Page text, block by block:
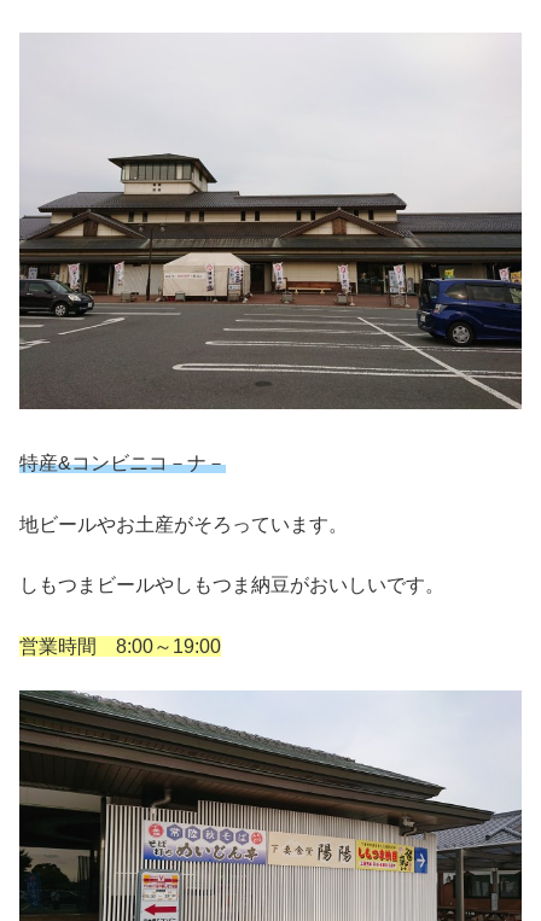
特産&コンビニコ－ナ－
地ビールやお土産がそろっています。
しもつまビールやしもつま納豆がおいしいです。
営業時間 8:00～19:00